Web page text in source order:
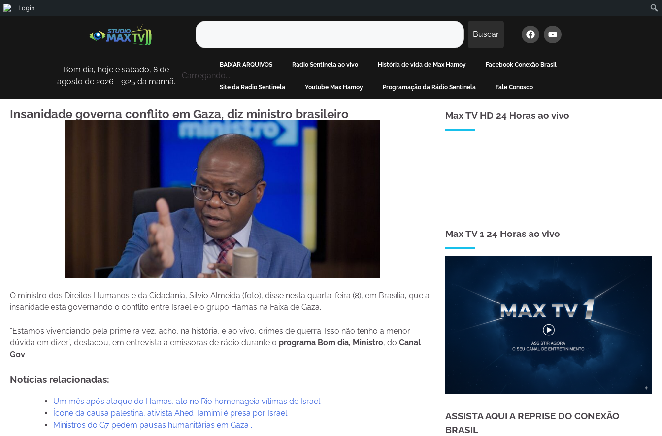
Buscar
Bom dia, hoje é sábado, 8 de
agosto de 2026 - 9:25 da manhã.
Carregando...
BAIXAR ARQUIVOS Rádio Sentinela ao vivo História de vida de Max Hamoy Facebook Conexão Brasil
Site da Radio Sentinela Youtube Max Hamoy Programação da Rádio Sentinela Fale Conosco
Insanidade governa conflito em Gaza, diz ministro brasileiro
O ministro dos Direitos Humanos e da Cidadania, Silvio Almeida (foto), disse nesta quarta-feira (8), em Brasília, que a
insanidade está governando o conflito entre Israel e o grupo Hamas na Faixa de Gaza.
“Estamos vivenciando pela primeira vez, acho, na história, e ao vivo, crimes de guerra. Isso não tenho a menor
dúvida em dizer”, destacou, em entrevista a emissoras de rádio durante o programa Bom dia, Ministro, do Canal
Gov.
Notícias relacionadas:
Um mês após ataque do Hamas, ato no Rio homenageia vítimas de Israel.
Ícone da causa palestina, ativista Ahed Tamimi é presa por Israel.
Ministros do G7 pedem pausas humanitárias em Gaza .
Max TV HD 24 Horas ao vivo
Max TV 1 24 Horas ao vivo
ASSISTA AQUI A REPRISE DO CONEXÃO
BRASIL
Login